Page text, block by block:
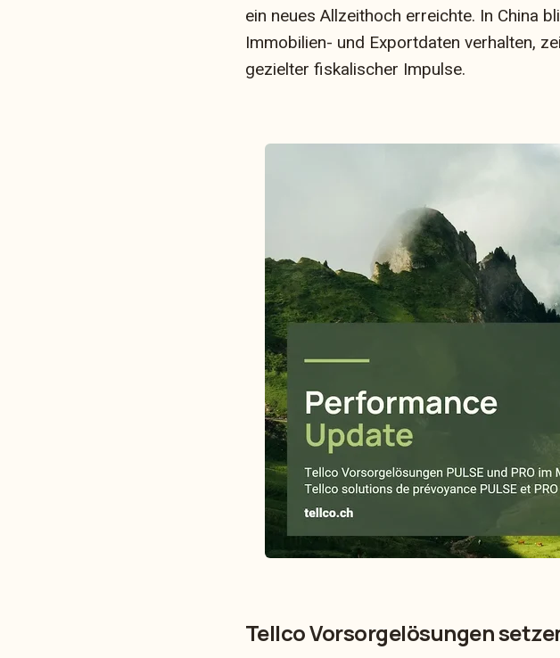
ein neues Allzeithoch erreichte. In China
Immobilien- und Exportdaten verhalten,
gezielter fiskalischer Impulse.
Tellco Vorsorgelösungen